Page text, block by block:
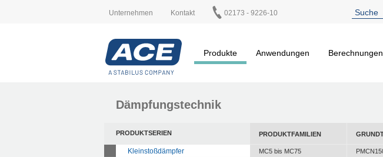
Unternehmen Kontakt 02173 - 9226-10
Produkte
Anwendungen Berechnungen
Dämpfungstechnik
PRODUKTSERIEN
Kleinstoßdämpfer
PRODUKTFAMILIEN
MC5 bis MC75